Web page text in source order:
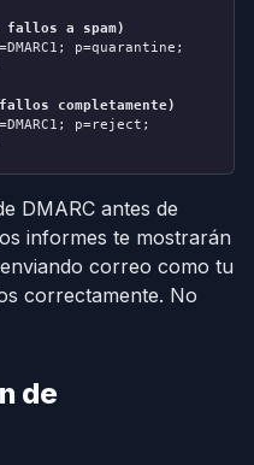
a spam)
p=quarantine;
completamente)
p=reject;
DMARC antes de
informes te mostrarán
correo como tu
correctamente. No
de